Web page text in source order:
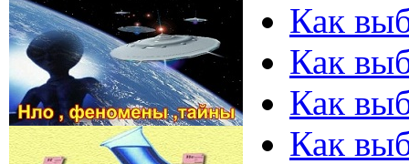
Как
Как
Как
Как